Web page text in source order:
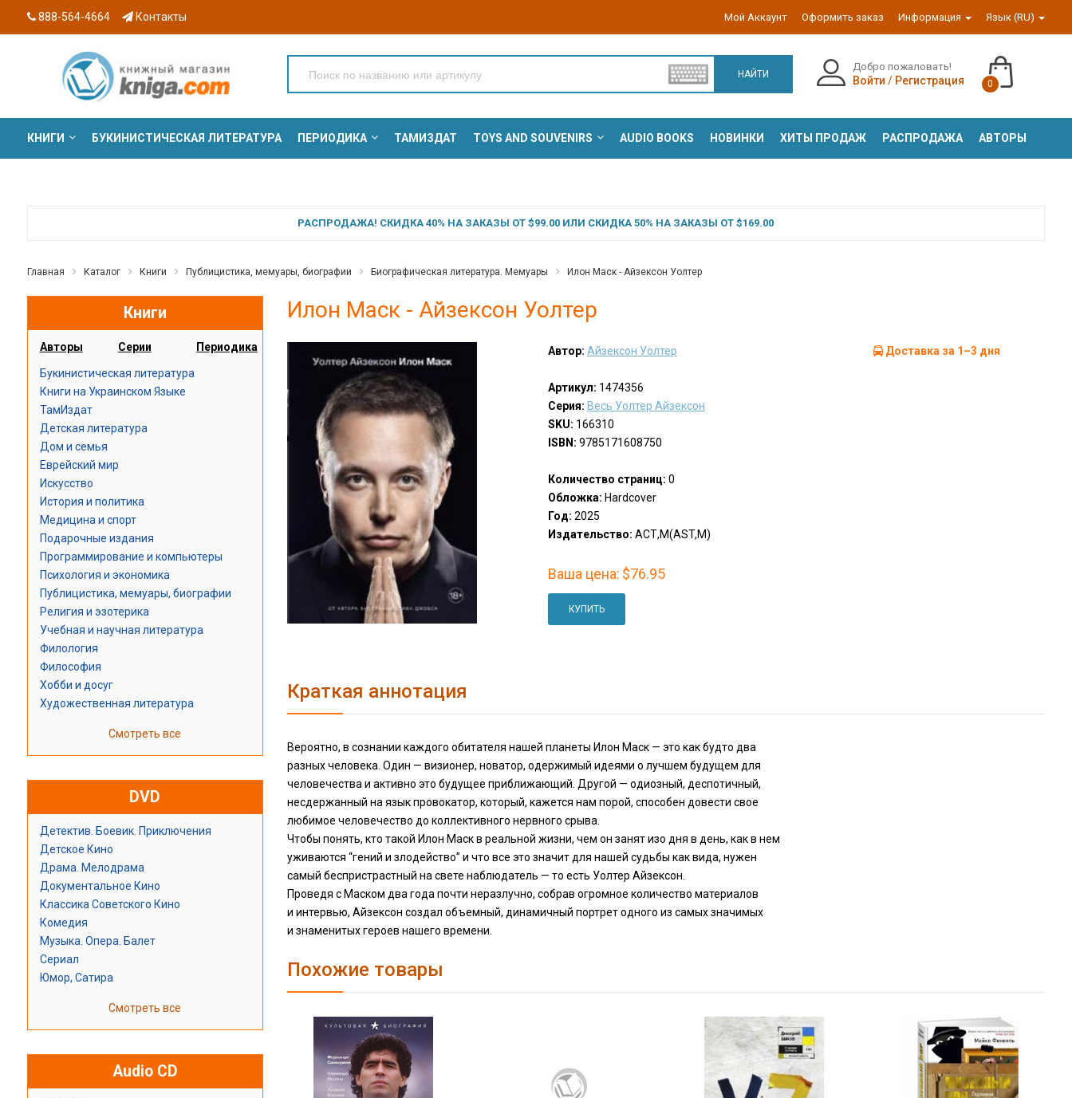
888-564-4664 Контакты Мой Аккаунт Оформить заказ Информация Язык (RU)
НАЙТИ
Добро пожаловать!
Войти / Регистрация 0
КНИГИ БУКИНИСТИЧЕСКАЯ ЛИТЕРАТУРА ПЕРИОДИКА ТАМИЗДАТ TOYS AND SOUVENIRS AUDIO BOOKS НОВИНКИ ХИТЫ ПРОДАЖ РАСПРОДАЖА АВТОРЫ
РАСПРОДАЖА! СКИДКА 40% НА ЗАКАЗЫ ОТ $99.00 ИЛИ СКИДКА 50% НА ЗАКАЗЫ ОТ $169.00
Главная Каталог Книги Публицистика, мемуары, биографии Биографическая литература. Мемуары Илон Маск - Айзексон Уолтер
Книги
Авторы Серии Периодика
Букинистическая литература
Книги на Украинском Языке
ТамИздат
Детская литература
Дом и семья
Еврейский мир
Искусство
История и политика
Медицина и спорт
Подарочные издания
Программирование и компьютеры
Психология и экономика
Публицистика, мемуары, биографии
Религия и эзотерика
Учебная и научная литература
Филология
Философия
Хобби и досуг
Художественная литература
Смотреть все
DVD
Детектив. Боевик. Приключения
Детское Кино
Драма. Мелодрама
Документальное Кино
Классика Советского Кино
Комедия
Музыка. Опера. Балет
Сериал
Юмор, Сатира
Смотреть все
Audio CD
Илон Маск - Айзексон Уолтер
Автор: Айзексон Уолтер
Артикул: 1474356
Серия: Весь Уолтер Айзексон
SKU: 166310
ISBN: 9785171608750
Количество страниц: 0
Обложка: Hardcover
Год: 2025
Издательство: АСТ,М(AST,M)
Ваша цена: $76.95
КУПИТЬ
Доставка за 1–3 дня
Краткая аннотация
Вероятно, в сознании каждого обитателя нашей планеты Илон Маск — это как будто два
разных человека. Один — визионер, новатор, одержимый идеями о лучшем будущем для
человечества и активно это будущее приближающий. Другой — одиозный, деспотичный,
несдержанный на язык провокатор, который, кажется нам порой, способен довести свое
любимое человечество до коллективного нервного срыва.
Чтобы понять, кто такой Илон Маск в реальной жизни, чем он занят изо дня в день, как в нем
уживаются “гений и злодейство” и что все это значит для нашей судьбы как вида, нужен
самый беспристрастный на свете наблюдатель — то есть Уолтер Айзексон.
Проведя с Маском два года почти неразлучно, собрав огромное количество материалов
и интервью, Айзексон создал объемный, динамичный портрет одного из самых значимых
и знаменитых героев нашего времени.
Похожие товары